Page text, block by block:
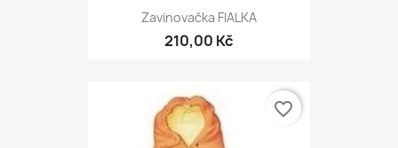
Zavinovačka FIALKA
210,00 Kč
favorite_border